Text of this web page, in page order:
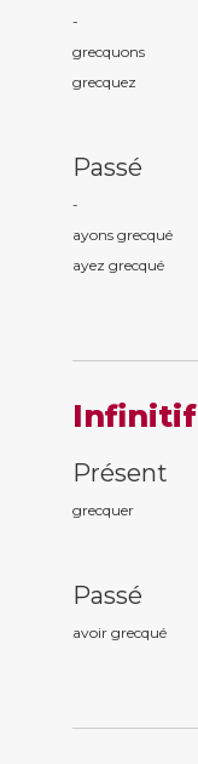
-
grecquons
grecquez
Passé
-
ayons grecqué
ayez grecqué
Infinitif
Présent
grecquer
Passé
avoir grecqué